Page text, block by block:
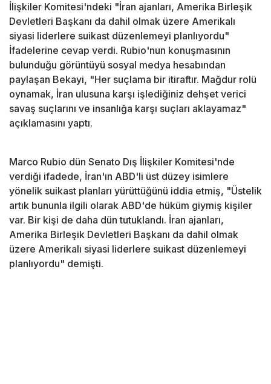
İlişkiler Komitesi'ndeki "İran ajanları, Amerika Birleşik
Devletleri Başkanı da dahil olmak üzere Amerikalı
siyasi liderlere suikast düzenlemeyi planlıyordu"
İfadelerine cevap verdi. Rubio'nun konuşmasının
bulunduğu görüntüyü sosyal medya hesabından
paylaşan Bekayi, "Her suçlama bir itiraftır. Mağdur rolü
oynamak, İran ulusuna karşı işlediğiniz dehşet verici
savaş suçlarını ve insanlığa karşı suçları aklayamaz"
açıklamasını yaptı.
Marco Rubio dün Senato Dış İlişkiler Komitesi'nde
verdiği ifadede, İran'ın ABD'li üst düzey isimlere
yönelik suikast planları yürüttüğünü iddia etmiş, "Üstelik
artık bununla ilgili olarak ABD'de hüküm giymiş kişiler
var. Bir kişi de daha dün tutuklandı. İran ajanları,
Amerika Birleşik Devletleri Başkanı da dahil olmak
üzere Amerikalı siyasi liderlere suikast düzenlemeyi
planlıyordu" demişti.